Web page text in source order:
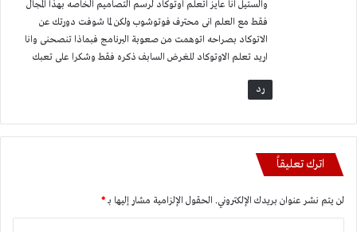
والستيل انا عايز اتعلم اوتوكاد لرسم التصاميم الخاصه بهذا المجال
فقط مع العلم انى محترف فوتوشوب ولكن لما شوفت دورتك عن
الاتوكاد بصراحه اتوهمت من صعوبة البرنامج فبماذا تنصحنى وانا
اريد تعلم الاوتوكاد للغرض السابف ذكره فقط وشكرا على تعبك
رد
اترك تعليقاً
لن يتم نشر عنوان بريدك الإلكتروني. الحقول الإلزامية مشار إليها بـ*